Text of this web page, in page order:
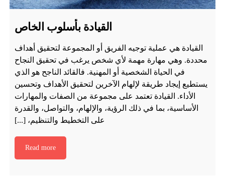
القيادة بأسلوب الخاص
القيادة هي عملية توجيه الفريق أو المجموعة لتحقيق أهداف
محددة. وهي مهارة مهمة لأي شخص يرغب في تحقيق النجاح
في الحياة الشخصية أو المهنية. فالقائد الناجح هو الذي
يستطيع إيجاد طريقة لإلهام الآخرين لتحقيق الأهداف وتحسين
الأداء. القيادة تعتمد على مجموعة من الصفات والمهارات
الأساسية، بما في ذلك الرؤية، والإلهام، والتواصل، والقدرة
على التخطيط والتنظيم، [...]
Read more